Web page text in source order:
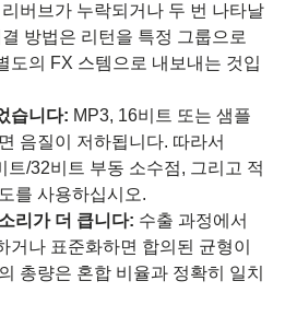
버브가 누락되거나 두 번 나타날
방법은 리턴을 특정 그룹으로
도의 FX 스템으로 내보내는 것입
습니다: MP3, 16비트 또는 샘플
음질이 저하됩니다. 따라서
트/32비트 부동 소수점, 그리고 적
를 사용하십시오.
리가 더 큽니다: 수출 과정에서
거나 표준화하면 합의된 균형이
총량은 혼합 비율과 정확히 일치